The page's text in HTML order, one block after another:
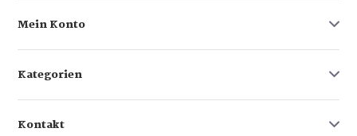
Mein Konto
Kategorien
Kontakt